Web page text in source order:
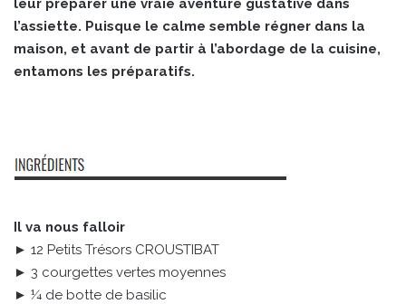
leur préparer une vraie aventure gustative dans
l’assiette. Puisque le calme semble régner dans la
maison, et avant de partir à l’abordage de la cuisine,
entamons les préparatifs.
Il va nous falloir
► 12 Petits Trésors CROUSTIBAT
► 3 courgettes vertes moyennes
► ¼ de botte de basilic